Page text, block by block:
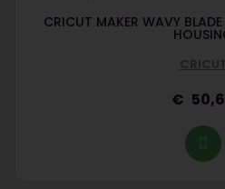
CRICUT MAKER WAVY